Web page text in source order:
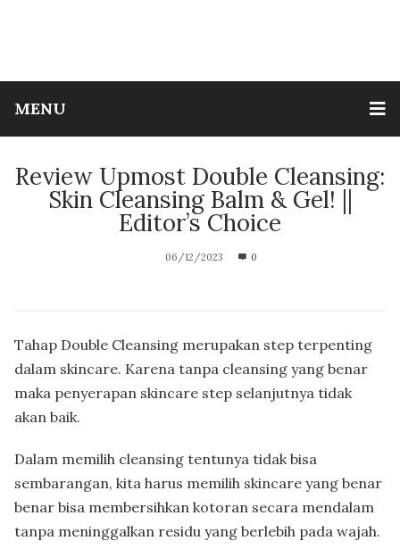
MENU
Review Upmost Double Cleansing:
Skin Cleansing Balm & Gel! ||
Editor’s Choice
06/12/2023 0
Tahap Double Cleansing merupakan step terpenting
dalam skincare. Karena tanpa cleansing yang benar
maka penyerapan skincare step selanjutnya tidak
akan baik.
Dalam memilih cleansing tentunya tidak bisa
sembarangan, kita harus memilih skincare yang benar
benar bisa membersihkan kotoran secara mendalam
tanpa meninggalkan residu yang berlebih pada wajah.